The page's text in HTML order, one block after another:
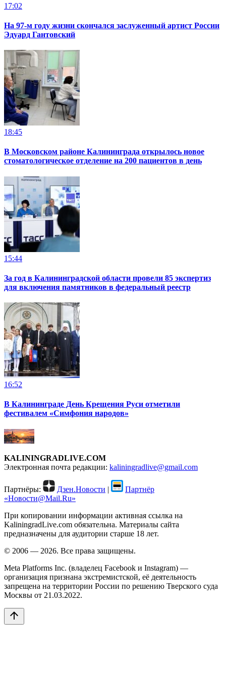
17:02
На 97-м году жизни скончался заслуженный артист России
Эдуард Гантовский
18:45
В Московском районе Калининграда открылось новое
стоматологическое отделение на 200 пациентов в день
15:44
За год в Калининградской области провели 85 экспертиз
для включения памятников в федеральный реестр
16:52
В Калининграде День Крещения Руси отметили
фестивалем «Симфония народов»
KALININGRADLIVE.COM
Электронная почта редакции: kaliningradlive@gmail.com
Партнёры: Дзен.Новости |
Партнёр
«Новости@Mail.Ru»
При копировании информации активная ссылка на
KaliningradLive.com обязательна. Материалы сайта
предназначены для аудитории старше 18 лет.
© 2006 — 2026. Все права защищены.
Meta Platforms Inc. (владелец Facebook и Instagram) —
организация признана экстремистской, её деятельность
запрещена на территории России по решению Тверского суда
Москвы от 21.03.2022.
arrow_upward